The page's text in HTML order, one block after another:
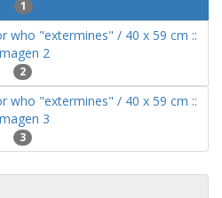
1
2
3